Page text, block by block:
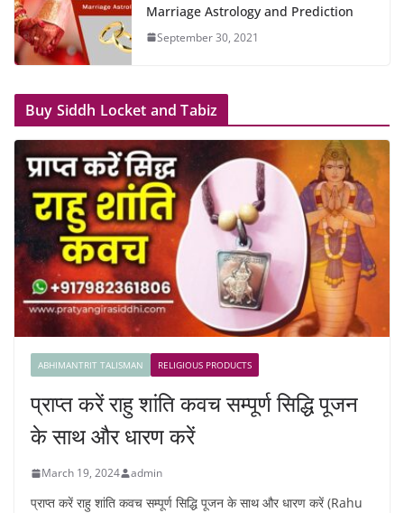
Marriage Astrology and Prediction
September 30, 2021
Buy Siddh Locket and Tabiz
ABHIMANTRIT TALISMAN RELIGIOUS PRODUCTS
प्राप्त करें राहु शांति कवच सम्पूर्ण सिद्धि पूजन
के साथ और धारण करें
March 19, 2024 admin
प्राप्त करें राहु शांति कवच सम्पूर्ण सिद्धि पूजन के साथ और धारण करें (Rahu